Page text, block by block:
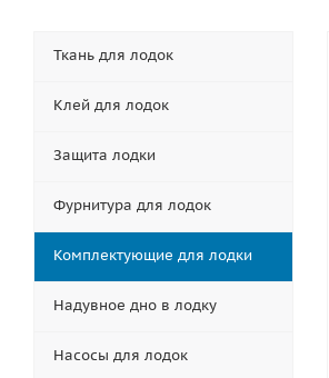
Ткань для лодок
Клей для лодок
Защита лодки
Фурнитура для лодок
Комплектующие для лодки
Надувное дно в лодку
Насосы для лодок